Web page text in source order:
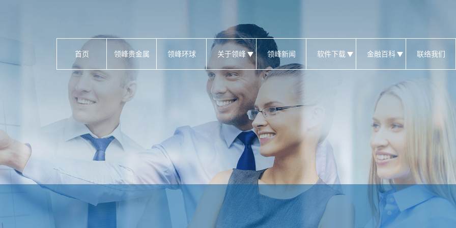
首页 领峰贵金属 领峰环球 关于领峰 领峰新闻 软件下载 金融百科 联络我们